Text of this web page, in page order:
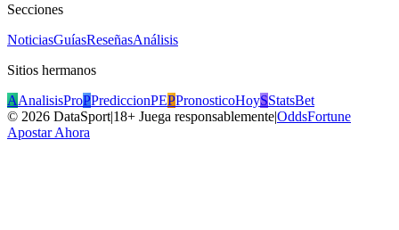
Secciones
NoticiasGuíasReseñasAnálisis
Sitios hermanos
AAnalisisProPPrediccionPEPPronosticoHoySStatsBet
© 2026 DataSport|18+ Juega responsablemente|OddsFortune
Apostar Ahora